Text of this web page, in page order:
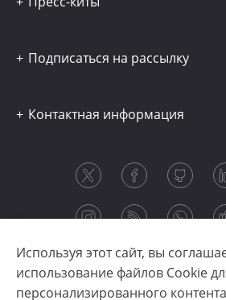
Используя этот сайт, вы
использование файлов Cookie
персонализированного
Подписаться на рассылку
Контактная информация